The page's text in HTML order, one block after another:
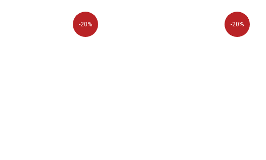
-20% -20%